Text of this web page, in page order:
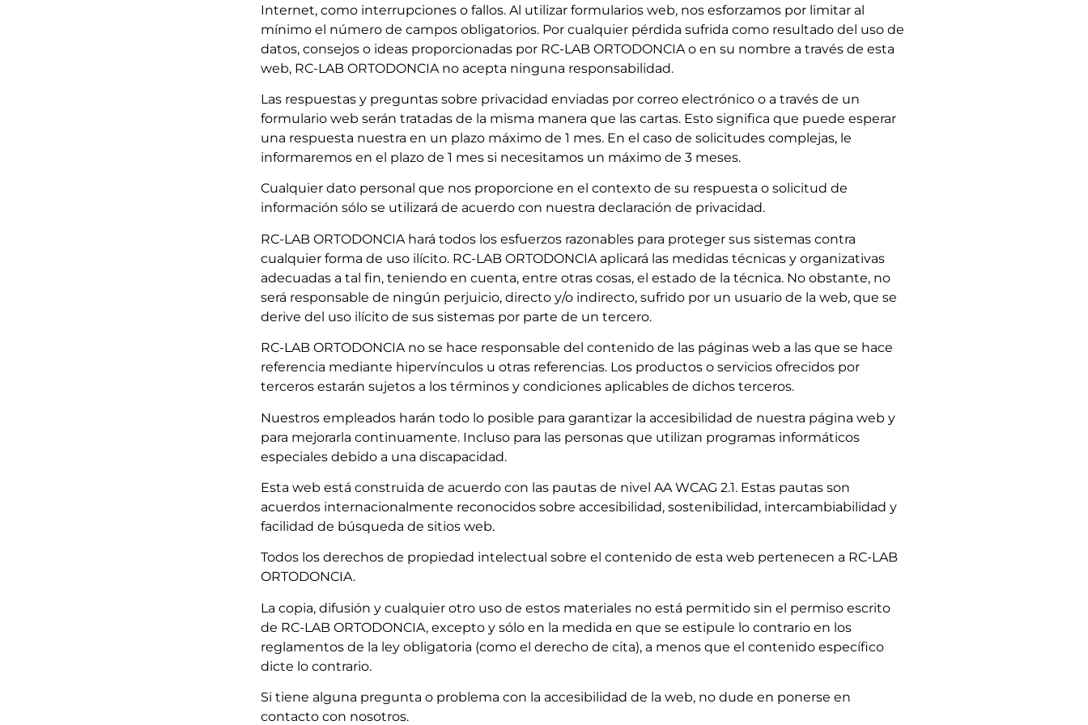
Internet, como interrupciones o fallos. Al utilizar formularios web, nos esforzamos por limitar al
mínimo el número de campos obligatorios. Por cualquier pérdida sufrida como resultado del uso de
datos, consejos o ideas proporcionadas por RC-LAB ORTODONCIA o en su nombre a través de esta
web, RC-LAB ORTODONCIA no acepta ninguna responsabilidad.
Las respuestas y preguntas sobre privacidad enviadas por correo electrónico o a través de un
formulario web serán tratadas de la misma manera que las cartas. Esto significa que puede esperar
una respuesta nuestra en un plazo máximo de 1 mes. En el caso de solicitudes complejas, le
informaremos en el plazo de 1 mes si necesitamos un máximo de 3 meses.
Cualquier dato personal que nos proporcione en el contexto de su respuesta o solicitud de
información sólo se utilizará de acuerdo con nuestra declaración de privacidad.
RC-LAB ORTODONCIA hará todos los esfuerzos razonables para proteger sus sistemas contra
cualquier forma de uso ilícito. RC-LAB ORTODONCIA aplicará las medidas técnicas y organizativas
adecuadas a tal fin, teniendo en cuenta, entre otras cosas, el estado de la técnica. No obstante, no
será responsable de ningún perjuicio, directo y/o indirecto, sufrido por un usuario de la web, que se
derive del uso ilícito de sus sistemas por parte de un tercero.
RC-LAB ORTODONCIA no se hace responsable del contenido de las páginas web a las que se hace
referencia mediante hipervínculos u otras referencias. Los productos o servicios ofrecidos por
terceros estarán sujetos a los términos y condiciones aplicables de dichos terceros.
Nuestros empleados harán todo lo posible para garantizar la accesibilidad de nuestra página web y
para mejorarla continuamente. Incluso para las personas que utilizan programas informáticos
especiales debido a una discapacidad.
Esta web está construida de acuerdo con las pautas de nivel AA WCAG 2.1. Estas pautas son
acuerdos internacionalmente reconocidos sobre accesibilidad, sostenibilidad, intercambiabilidad y
facilidad de búsqueda de sitios web.
Todos los derechos de propiedad intelectual sobre el contenido de esta web pertenecen a RC-LAB
ORTODONCIA.
La copia, difusión y cualquier otro uso de estos materiales no está permitido sin el permiso escrito
de RC-LAB ORTODONCIA, excepto y sólo en la medida en que se estipule lo contrario en los
reglamentos de la ley obligatoria (como el derecho de cita), a menos que el contenido específico
dicte lo contrario.
Si tiene alguna pregunta o problema con la accesibilidad de la web, no dude en ponerse en
contacto con nosotros.